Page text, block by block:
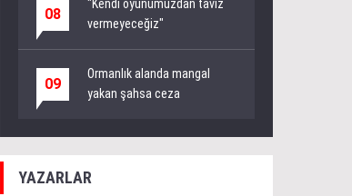
08
"Kendi oyunumuzdan taviz
vermeyeceğiz"
09
Ormanlık alanda mangal
yakan şahsa ceza
YAZARLAR